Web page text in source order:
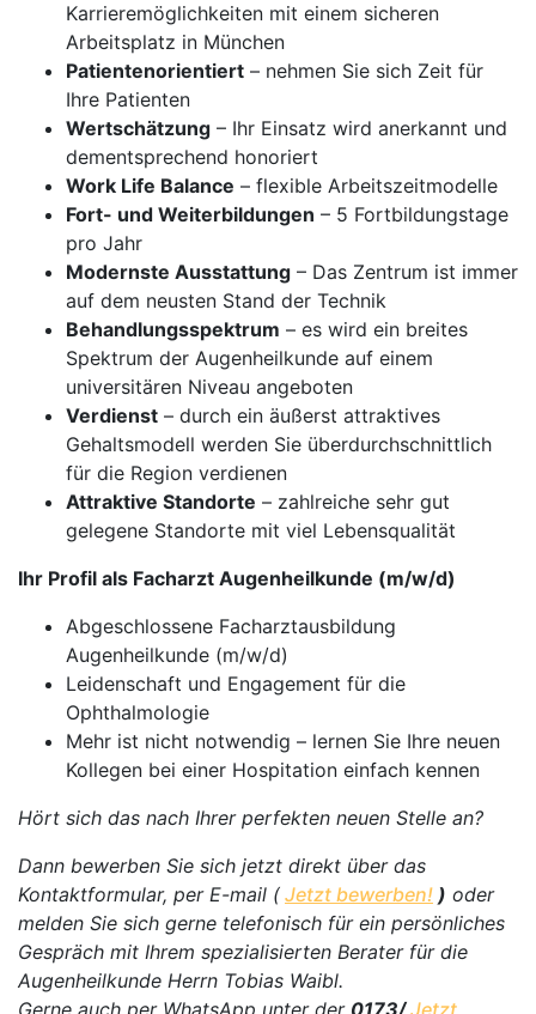
Karrieremöglichkeiten mit einem sicheren
Arbeitsplatz in München
Patientenorientiert – nehmen Sie sich Zeit für
Ihre Patienten
Wertschätzung – Ihr Einsatz wird anerkannt und
dementsprechend honoriert
Work Life Balance – flexible Arbeitszeitmodelle
Fort- und Weiterbildungen – 5 Fortbildungstage
pro Jahr
Modernste Ausstattung – Das Zentrum ist immer
auf dem neusten Stand der Technik
Behandlungsspektrum – es wird ein breites
Spektrum der Augenheilkunde auf einem
universitären Niveau angeboten
Verdienst – durch ein äußerst attraktives
Gehaltsmodell werden Sie überdurchschnittlich
für die Region verdienen
Attraktive Standorte – zahlreiche sehr gut
gelegene Standorte mit viel Lebensqualität
Ihr Profil als Facharzt Augenheilkunde (m/w/d)
Abgeschlossene Facharztausbildung
Augenheilkunde (m/w/d)
Leidenschaft und Engagement für die
Ophthalmologie
Mehr ist nicht notwendig – lernen Sie Ihre neuen
Kollegen bei einer Hospitation einfach kennen
Hört sich das nach Ihrer perfekten neuen Stelle an?
Dann bewerben Sie sich jetzt direkt über das
Kontaktformular, per E-mail ( Jetzt bewerben! ) oder
melden Sie sich gerne telefonisch für ein persönliches
Gespräch mit Ihrem spezialisierten Berater für die
Augenheilkunde Herrn Tobias Waibl.
Gerne auch per WhatsApp unter der 0173/Jetzt